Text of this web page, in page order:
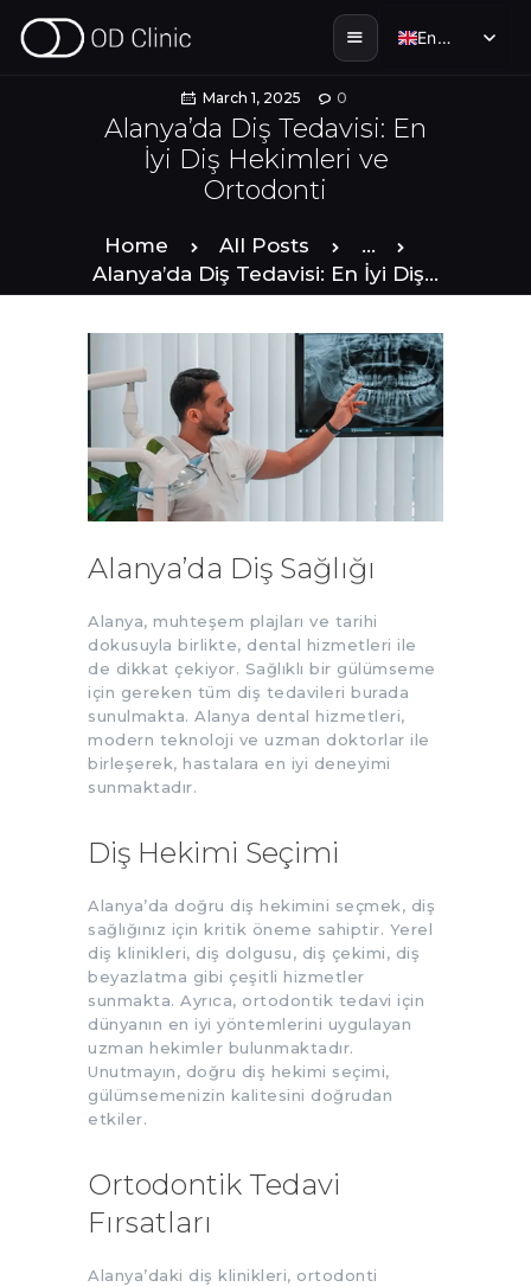
English
English
March 1, 2025 0
Alanya’da Diş Tedavisi: En
İyi Diş Hekimleri ve
Ortodonti
Home All Posts
...
Alanya’da Diş Tedavisi: En İyi Diş...
HOME
ABOUT US
SMILE STORIES
DENTAL & TOURISM
ENGLISH
Alanya’da Diş Sağlığı
Alanya, muhteşem plajları ve tarihi
dokusuyla birlikte, dental hizmetleri ile
de dikkat çekiyor. Sağlıklı bir gülümseme
için gereken tüm diş tedavileri burada
sunulmakta. Alanya dental hizmetleri,
modern teknoloji ve uzman doktorlar ile
birleşerek, hastalara en iyi deneyimi
sunmaktadır.
Diş Hekimi Seçimi
Alanya’da doğru diş hekimini seçmek, diş
sağlığınız için kritik öneme sahiptir. Yerel
diş klinikleri, diş dolgusu, diş çekimi, diş
beyazlatma gibi çeşitli hizmetler
sunmakta. Ayrıca, ortodontik tedavi için
dünyanın en iyi yöntemlerini uygulayan
uzman hekimler bulunmaktadır.
Unutmayın, doğru diş hekimi seçimi,
gülümsemenizin kalitesini doğrudan
etkiler.
Ortodontik Tedavi
Fırsatları
Alanya’daki diş klinikleri, ortodonti